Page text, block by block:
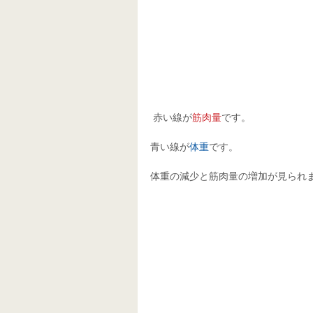
赤い線が筋肉量です。
青い線が体重です。
体重の減少と筋肉量の増加が見られ